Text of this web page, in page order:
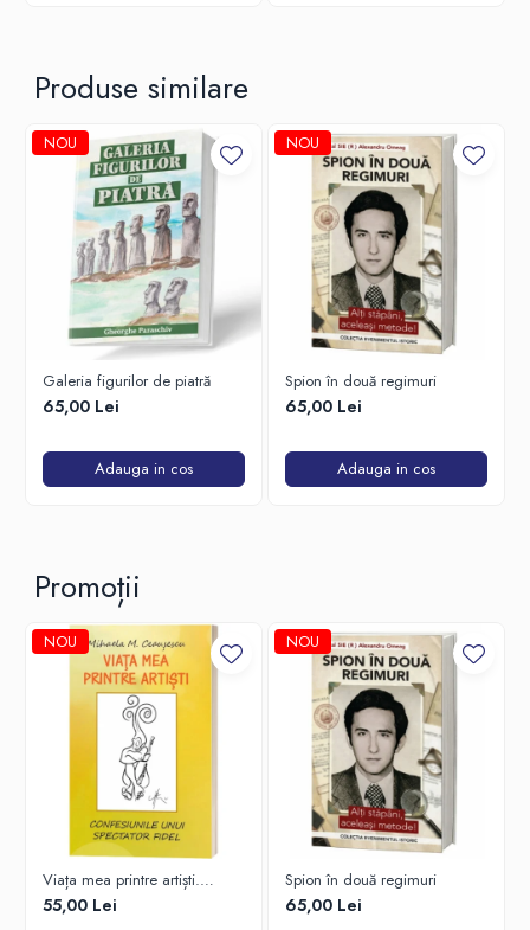
Produse similare
NOU
Galeria figurilor de piatră
65,00 Lei
Adauga in cos
NOU
Spion în două regimuri
65,00 Lei
Adauga in cos
Promoții
NOU
Viața mea printre artiști.
Confesiunile unui spectator
fidel
55,00 Lei
NOU
Spion în două regimuri
65,00 Lei